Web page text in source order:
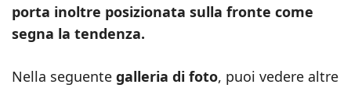
porta inoltre posizionata sulla fronte come
segna la tendenza.
Nella seguente galleria di foto, puoi vedere altre